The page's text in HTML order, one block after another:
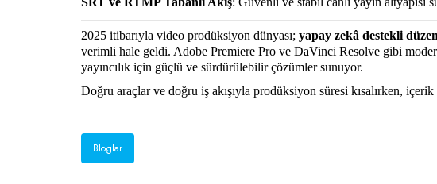
2025 itibarıyla video prodüksiyon dünyası; yapay zekâ destekli
verimli hale geldi. Adobe Premiere Pro ve DaVinci Resolve gibi
yayıncılık için güçlü ve sürdürülebilir çözümler sunuyor.
Doğru araçlar ve doğru iş akışıyla prodüksiyon süresi kısalırken,
Bloglar